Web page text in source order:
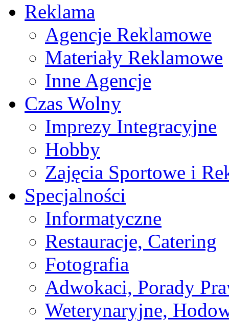
Reklama
Agencje Reklamowe
Materiały Reklamowe
Inne Agencje
Czas Wolny
Imprezy Integracyjne
Hobby
Zajęcia Sportowe i
Specjalności
Informatyczne
Restauracje, Catering
Fotografia
Adwokaci, Porady
Weterynaryjne,